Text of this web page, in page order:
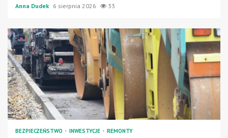
Anna Dudek 6 sierpnia 2026 33
BEZPIECZEŃSTWO INWESTYCJE REMONTY